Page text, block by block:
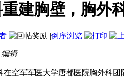
建胸壁，胸外
|倒序浏览
编辑
在空军军医大学唐都医院胸外科